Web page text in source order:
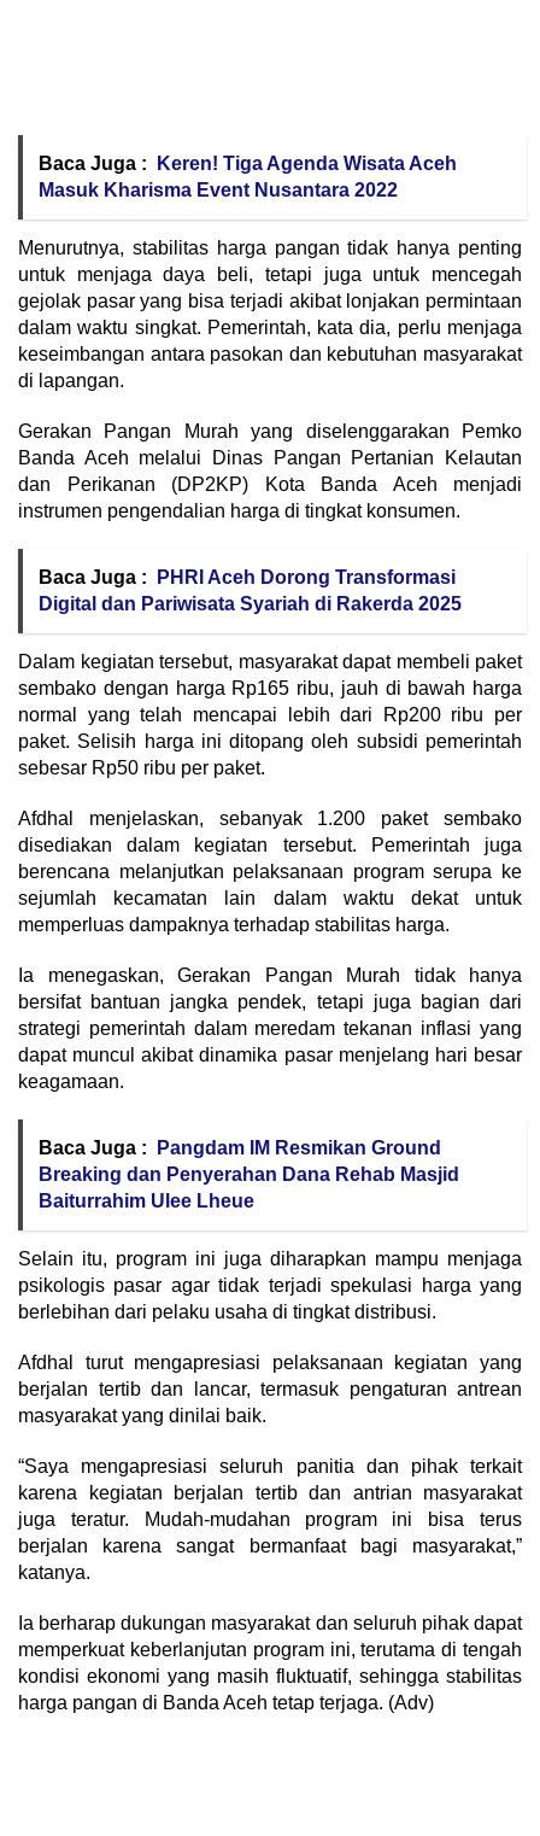
Baca Juga :
Keren! Tiga Agenda Wisata Aceh
Masuk Kharisma Event Nusantara 2022
Menurutnya, stabilitas harga pangan tidak hanya penting
untuk menjaga daya beli, tetapi juga untuk mencegah
gejolak pasar yang bisa terjadi akibat lonjakan permintaan
dalam waktu singkat. Pemerintah, kata dia, perlu menjaga
keseimbangan antara pasokan dan kebutuhan masyarakat
di lapangan.
Gerakan Pangan Murah yang diselenggarakan Pemko
Banda Aceh melalui Dinas Pangan Pertanian Kelautan
dan Perikanan (DP2KP) Kota Banda Aceh menjadi
instrumen pengendalian harga di tingkat konsumen.
Baca Juga :
PHRI Aceh Dorong Transformasi
Digital dan Pariwisata Syariah di Rakerda 2025
Dalam kegiatan tersebut, masyarakat dapat membeli paket
sembako dengan harga Rp165 ribu, jauh di bawah harga
normal yang telah mencapai lebih dari Rp200 ribu per
paket. Selisih harga ini ditopang oleh subsidi pemerintah
sebesar Rp50 ribu per paket.
Afdhal menjelaskan, sebanyak 1.200 paket sembako
disediakan dalam kegiatan tersebut. Pemerintah juga
berencana melanjutkan pelaksanaan program serupa ke
sejumlah kecamatan lain dalam waktu dekat untuk
memperluas dampaknya terhadap stabilitas harga.
Ia menegaskan, Gerakan Pangan Murah tidak hanya
bersifat bantuan jangka pendek, tetapi juga bagian dari
strategi pemerintah dalam meredam tekanan inflasi yang
dapat muncul akibat dinamika pasar menjelang hari besar
keagamaan.
Baca Juga :
Pangdam IM Resmikan Ground
Breaking dan Penyerahan Dana Rehab Masjid
Baiturrahim Ulee Lheue
Selain itu, program ini juga diharapkan mampu menjaga
psikologis pasar agar tidak terjadi spekulasi harga yang
berlebihan dari pelaku usaha di tingkat distribusi.
Afdhal turut mengapresiasi pelaksanaan kegiatan yang
berjalan tertib dan lancar, termasuk pengaturan antrean
masyarakat yang dinilai baik.
“Saya mengapresiasi seluruh panitia dan pihak terkait
karena kegiatan berjalan tertib dan antrian masyarakat
juga teratur. Mudah-mudahan program ini bisa terus
berjalan karena sangat bermanfaat bagi masyarakat,”
katanya.
Ia berharap dukungan masyarakat dan seluruh pihak dapat
memperkuat keberlanjutan program ini, terutama di tengah
kondisi ekonomi yang masih fluktuatif, sehingga stabilitas
harga pangan di Banda Aceh tetap terjaga. (Adv)